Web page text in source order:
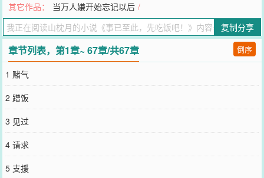
精，但“饿死鬼”受&很爱投喂，大//胸肌温柔daddy，且“人间厨神”攻文
案：因为任性离家出走引发众怒，小少爷祝渝被送至英国留学，连带
着生活费一起被管控。在这人生地不熟的地方，祝渝又不会做饭，一
日三餐只好循着学校食堂来，而英国的饭菜明显不合从小在国内长大
的祝渝胃口。于是短短三个月，祝渝直接饿瘦了十多斤，为了解馋，
他追更了一位字母站的美食教学博主。某一天，公寓搬来了一位新邻
居。而那天晚上，他照例点开了直播，发现博主在做黄焖鸡米饭。与
此同时房间也飘过了黄焖鸡的香味，房间打鼾的猫循着香味跑了出
去。祝渝追出去发现香味来自他的新邻居家里，祝渝只敢闻闻味，脚
边的猫却突然疯狂抓挠着邻居家的门，边挠边叫。吓得祝渝跪在地上
去抱猫，门却打开了。开门的是一个系着围裙，长相清俊，倒三角身
材，有着健硕的胸肌的男人，黄焖鸡的香味扑面而来，祝渝差点被香
晕了过去。看见了男人手上的痣和围裙的样式，祝渝：？这人不正是
他追更的美食博主吗！他两眼一润，把怀里的猫举了起来，呜咽：“求
你了，赏我们父子俩一口饭吃吧，我们什么都可以做的！！”被抱起来
其它作品： 当万人嫌开始忘记以后 /
复制分享
章节列表，第1章~ 67章/共67章 倒序
1 赌气
2 蹭饭
3 见过
4 请求
5 支援